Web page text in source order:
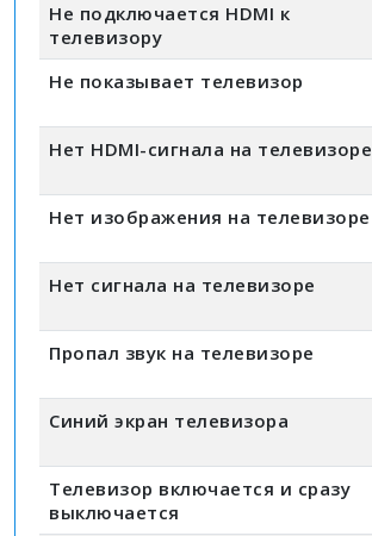
Не подключается HDMI к
телевизору
Не показывает телевизор
Нет HDMI-сигнала на телевизоре
Нет изображения на телевизоре
Нет сигнала на телевизоре
Пропал звук на телевизоре
Синий экран телевизора
Телевизор включается и сразу
выключается